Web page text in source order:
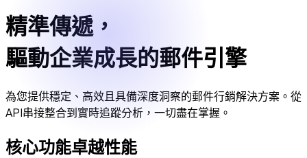
精準傳遞，
驅動企業成長的郵件引擎
為您提供穩定、高效且具備深度洞察的郵件行銷解決方案。從
API串接整合到實時追蹤分析，一切盡在掌握。
核心功能卓越性能